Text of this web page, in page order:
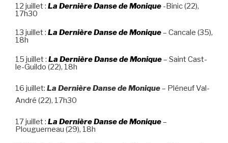
12 juillet : La Dernière Danse de Monique -Binic (22),
17h30
13 juillet : La Dernière Danse de Monique– Cancale (35),
18h
15 juillet : La Dernière Danse de Monique– Saint Cast-
le-Guildo (22), 18h
16 juillet: La Dernière Danse de Monique– Pléneuf Val-
André (22), 17h30
17 juillet : La Dernière Danse de Monique–
Plouguerneau (29), 18h